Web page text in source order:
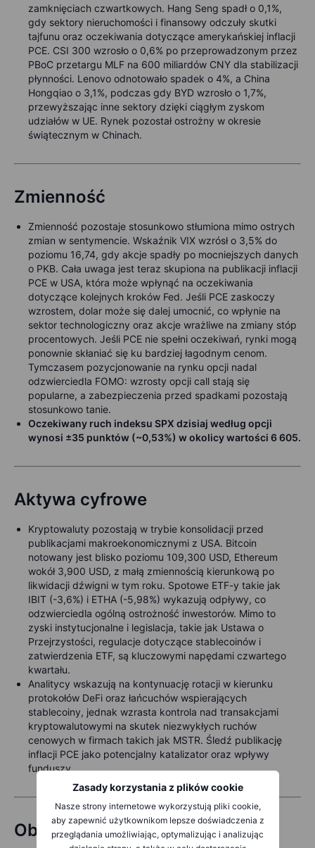
Zasady korzystania z plików cookie
Nasze strony internetowe wykorzystują pliki cookie,
aby zapewnić użytkownikom lepsze doświadczenia z
przeglądania umożliwiając, optymalizując i analizując
zamknięciach czwartkowych. Hang Seng spadł o 0,1%,
gdy sektory nieruchomości i finansowy odczuły skutki
tajfunu oraz oczekiwania dotyczące amerykańskiej inflacji
PCE. CSI 300 wzrosło o 0,6% po przeprowadzonym przez
PBoC przetargu MLF na 600 miliardów CNY dla stabilizacji
płynności. Lenovo odnotowało spadek o 4%, a China
Hongqiao o 3,1%, podczas gdy BYD wzrosło o 1,7%,
przewyższając inne sektory dzięki ciągłym zyskom
udziałów w UE. Rynek pozostał ostrożny w okresie
świątecznym w Chinach.
Zmienność
Zmienność pozostaje stosunkowo stłumiona mimo ostrych
zmian w sentymencie. Wskaźnik VIX wzrósł o 3,5% do
poziomu 16,74, gdy akcje spadły po mocniejszych danych
o PKB. Cała uwaga jest teraz skupiona na publikacji inflacji
PCE w USA, która może wpłynąć na oczekiwania
dotyczące kolejnych kroków Fed. Jeśli PCE zaskoczy
wzrostem, dolar może się dalej umocnić, co wpłynie na
sektor technologiczny oraz akcje wrażliwe na zmiany stóp
procentowych. Jeśli PCE nie spełni oczekiwań, rynki mogą
ponownie skłaniać się ku bardziej łagodnym cenom.
Tymczasem pozycjonowanie na rynku opcji nadal
odzwierciedla FOMO: wzrosty opcji call stają się
popularne, a zabezpieczenia przed spadkami pozostają
stosunkowo tanie.
Oczekiwany ruch indeksu SPX dzisiaj według opcji
wynosi ±35 punktów (~0,53%) w okolicy wartości 6 605.
Aktywa cyfrowe
Kryptowaluty pozostają w trybie konsolidacji przed
publikacjami makroekonomicznymi z USA. Bitcoin
notowany jest blisko poziomu 109,300 USD, Ethereum
wokół 3,900 USD, z małą zmiennością kierunkową po
likwidacji dźwigni w tym roku. Spotowe ETF-y takie jak
IBIT (-3,6%) i ETHA (-5,98%) wykazują odpływy, co
odzwierciedla ogólną ostrożność inwestorów. Mimo to
zyski instytucjonalne i legislacja, takie jak Ustawa o
Przejrzystości, regulacje dotyczące stablecoinów i
zatwierdzenia ETF, są kluczowymi napędami czwartego
kwartału.
Analitycy wskazują na kontynuację rotacji w kierunku
protokołów DeFi oraz łańcuchów wspierających
stablecoiny, jednak wzrasta kontrola nad transakcjami
kryptowalutowymi na skutek niezwykłych ruchów
cenowych w firmach takich jak MSTR. Śledź publikację
inflacji PCE jako potencjalny katalizator oraz wpływy
funduszy.
Obligacje